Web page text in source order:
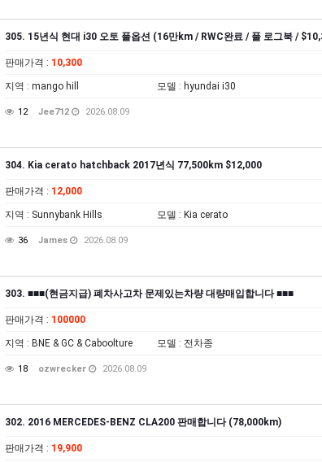
305. 15년식 현대 i30 오토 풀옵션 (16만km / RWC완료 / 풀 로그북 /
판매가격 : 10,300
지역 : mango hill 모델 : hyundai i30
12 Jee712 2026.08.09
304. Kia cerato hatchback 2017년식 77,500km $12,000
판매가격 : 12,000
지역 : Sunnybank Hills 모델 : Kia cerato
36 James 2026.08.09
303. ■■■(현금지급) 폐차사고차 문제있는차량 대량매입합니다 ■■■
판매가격 : 100000
지역 : BNE & GC & Caboolture 모델 : 전차종
18 ozwrecker 2026.08.09
302. 2016 MERCEDES-BENZ CLA200 판매합니다 (78,000km)
판매가격 : 19,900